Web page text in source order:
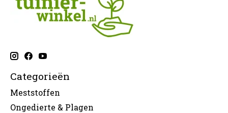
Categorieën
Meststoffen
Ongedierte & Plagen